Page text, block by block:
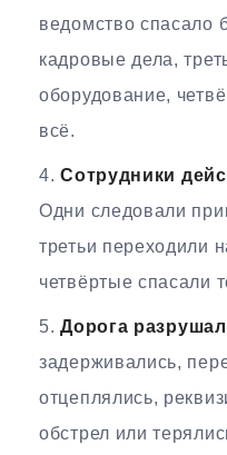
ведомство спасало
кадровые дела,
оборудование,
всё.
Сотрудники
Одни следовали
третьи переходили
четвёртые спасали
Дорога
задерживались,
отцеплялись,
обстрел или